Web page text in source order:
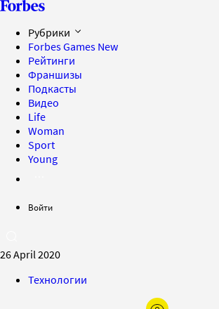
Рубрики
Forbes Games New
Рейтинги
Франшизы
Подкасты
Видео
Life
Woman
Sport
Young
Войти
26 April 2020
Технологии